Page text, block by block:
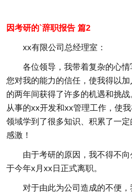
因考研的`辞职报告 篇2
xx有限公司总经理室：
各位领导，我带着复杂的心
您对我的能力的信任，使我得以
的两年间获得了许多的机遇和挑
从事的xx开发和xx管理工作，使
领域学到了很多知识、积累了一
感激！
由于考研的原因，我不得不
于今年x月xx日正式离职。
对于由此为公司造成的不便，